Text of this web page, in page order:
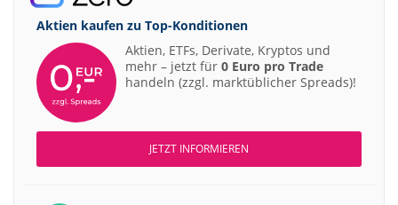
Aktien kaufen zu Top-Konditionen
Aktien, ETFs, Derivate, Kryptos und
mehr – jetzt für 0 Euro pro Trade
handeln (zzgl. marktüblicher Spreads)!
JETZT INFORMIEREN